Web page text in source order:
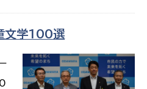
文学100選